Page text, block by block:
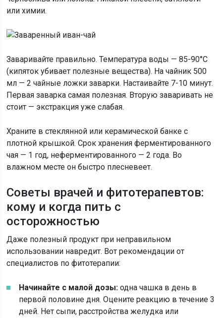
или химии.
Заваривайте правильно. Температура воды — 85-90°C
(кипяток убивает полезные вещества). На чайник 500
мл — 2 чайные ложки заварки. Настаивайте 7-10 минут.
Первая заварка самая полезная. Вторую заваривать не
стоит — экстракция уже слабая.
Храните в стеклянной или керамической банке с
плотной крышкой. Срок хранения ферментированного
чая — 1 год, неферментированного — 2 года. Во
влажном месте он быстро плесневеет.
Советы врачей и фитотерапевтов:
кому и когда пить с
осторожностью
Даже полезный продукт при неправильном
использовании навредит. Вот рекомендации от
специалистов по фитотерапии:
Начинайте с малой дозы: одна чашка в день в
первой половине дня. Оцените реакцию в течение 3
дней. Нет сыпи, расстройства желудка или